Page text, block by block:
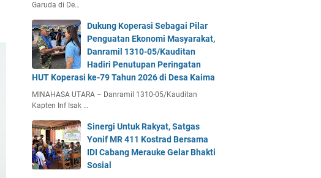
Garuda di De…
Dukung Koperasi Sebagai Pilar
Penguatan Ekonomi Masyarakat,
Danramil 1310-05/Kauditan
Hadiri Penutupan Peringatan
HUT Koperasi ke-79 Tahun 2026 di Desa Kaima
MINAHASA UTARA – Danramil 1310-05/Kauditan
Kapten Inf Isak …
Sinergi Untuk Rakyat, Satgas
Yonif MR 411 Kostrad Bersama
IDI Cabang Merauke Gelar Bhakti
Sosial